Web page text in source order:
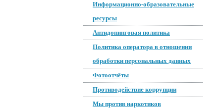
Информационно-образовательные
ресурсы
Антидопинговая политика
Политика оператора в отношении
обработки персональных данных
Фотоотчёты
Противодействие коррупции
Мы против наркотиков